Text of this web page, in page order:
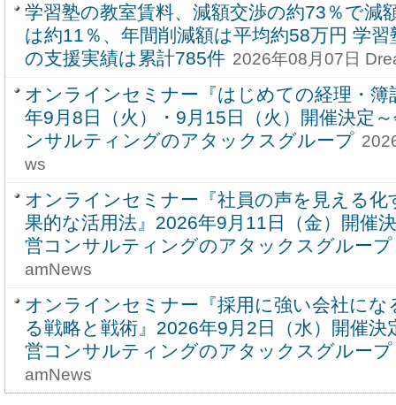
学習塾の教室賃料、減額交渉の約73％で減
は約11％、年間削減額は平均約58万円 学
の支援実績は累計785件 2026年08月07日
オンラインセミナー『はじめての経理・簿
年9月8日（火）・9月15日（火）開催決定
ンサルティングのアタックスグループ
ws
オンラインセミナー『社員の声を見える
果的な活用法』2026年9月11日（金）開催
営コンサルティングのアタックスグループ
amNews
オンラインセミナー『採用に強い会社にな
る戦略と戦術』2026年9月2日（水）開催決
営コンサルティングのアタックスグループ
amNews